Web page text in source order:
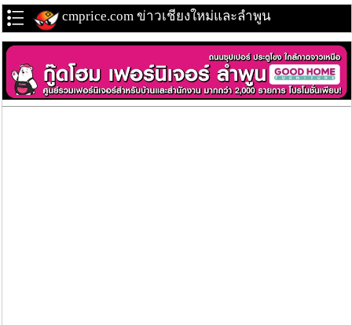
cmprice.com ข่าวเชียงใหม่และลำพูน